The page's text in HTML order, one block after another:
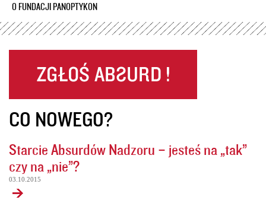
O FUNDACJI PANOPTYKON
CO NOWEGO?
Starcie Absurdów Nadzoru – jesteś na „tak”
czy na „nie”?
03.10.2015